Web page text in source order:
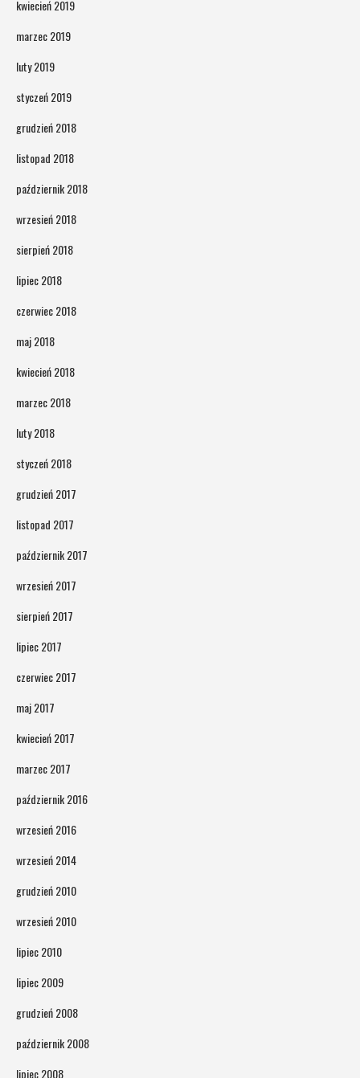
kwiecień 2019
marzec 2019
luty 2019
styczeń 2019
grudzień 2018
listopad 2018
październik 2018
wrzesień 2018
sierpień 2018
lipiec 2018
czerwiec 2018
maj 2018
kwiecień 2018
marzec 2018
luty 2018
styczeń 2018
grudzień 2017
listopad 2017
październik 2017
wrzesień 2017
sierpień 2017
lipiec 2017
czerwiec 2017
maj 2017
kwiecień 2017
marzec 2017
październik 2016
wrzesień 2016
wrzesień 2014
grudzień 2010
wrzesień 2010
lipiec 2010
lipiec 2009
grudzień 2008
październik 2008
lipiec 2008